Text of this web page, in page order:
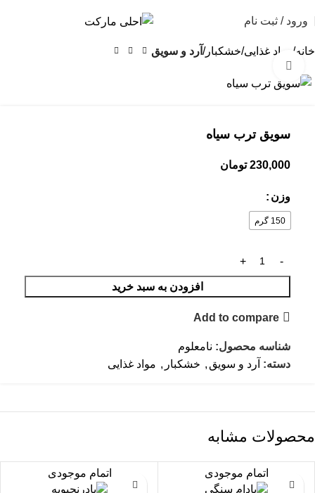
ورود / ثبت نام
خانه مواد غذایی خشکبار آرد و سویق
سویق ترب سیاه
230,000 تومان
وزن
150 گرم
افزودن به سبد خرید
Add to compare
شناسه محصول: نامعلوم
دسته: آرد و سویق , خشکبار , مواد غذایی
محصولات مشابه
اتمام موجودی اتمام موجودی